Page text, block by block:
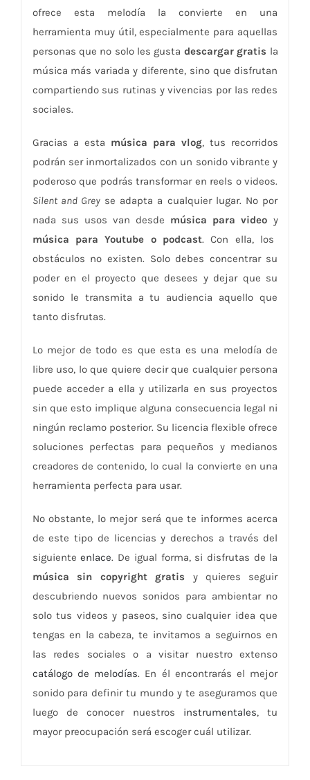
ofrece esta melodía la convierte en una
herramienta muy útil, especialmente para aquellas
personas que no solo les gusta descargar gratis la
música más variada y diferente, sino que disfrutan
compartiendo sus rutinas y vivencias por las redes
sociales.
Gracias a esta música para vlog, tus recorridos
podrán ser inmortalizados con un sonido vibrante y
poderoso que podrás transformar en reels o videos.
Silent and Grey se adapta a cualquier lugar. No por
nada sus usos van desde música para video y
música para Youtube o podcast. Con ella, los
obstáculos no existen. Solo debes concentrar su
poder en el proyecto que desees y dejar que su
sonido le transmita a tu audiencia aquello que
tanto disfrutas.
Lo mejor de todo es que esta es una melodía de
libre uso, lo que quiere decir que cualquier persona
puede acceder a ella y utilizarla en sus proyectos
sin que esto implique alguna consecuencia legal ni
ningún reclamo posterior. Su licencia flexible ofrece
soluciones perfectas para pequeños y medianos
creadores de contenido, lo cual la convierte en una
herramienta perfecta para usar.
No obstante, lo mejor será que te informes acerca
de este tipo de licencias y derechos a través del
siguienteenlace. De igual forma, si disfrutas de la
música sin copyright gratis y quieres seguir
descubriendo nuevos sonidos para ambientar no
solo tus videos y paseos, sino cualquier idea que
tengas en la cabeza, te invitamos a seguirnos en
las redes sociales o a visitar nuestro extenso
catálogo de melodías. En él encontrarás el mejor
sonido para definir tu mundo y te aseguramos que
luego de conocer nuestros instrumentales, tu
mayor preocupación será escoger cuál utilizar.